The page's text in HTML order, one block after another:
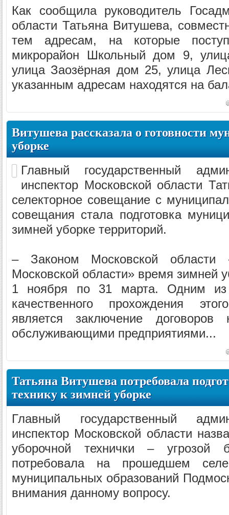
Как сообщила руководитель
области Татьяна Витушева,
тем адресам, на которые
микрорайон Школьный дом 9,
улица Заозёрная дом 25, улица
указанным адресам находятся на
Витушева рассказала о готовности
уборке
Главный государственный
инспектор Московской области
селекторное совещание с
совещания стала подготовка
зимней уборке территорий.
– Законом Московской области
Московской области» время зимней
1 ноября по 31 марта. Одним из
качественного прохождения
является заключение
обслуживающими предприятиями...
Татьяна Витушева потребовала
технику к зимней уборке
Главный государственный
инспектор Московской области
уборочной технички – угрозой
потребовала на прошедшем
муниципальных образований
внимания данному вопросу.